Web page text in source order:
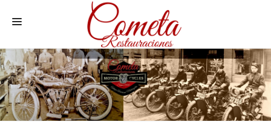
HOME
MOTOS NACIONALES Y OTRAS
REC. MOTOS